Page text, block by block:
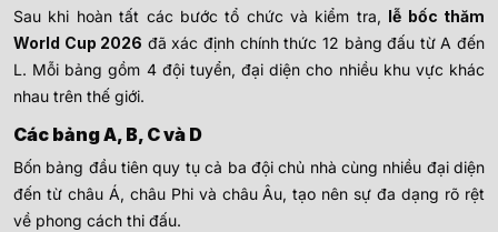
Sau khi hoàn tất các bước tổ chức và kiểm tra, lễ bốc thăm
World Cup 2026 đã xác định chính thức 12 bảng đấu từ A đến
L. Mỗi bảng gồm 4 đội tuyển, đại diện cho nhiều khu vực khác
nhau trên thế giới.
Các bảng A, B, C và D
Bốn bảng đầu tiên quy tụ cả ba đội chủ nhà cùng nhiều đại diện
đến từ châu Á, châu Phi và châu Âu, tạo nên sự đa dạng rõ rệt
về phong cách thi đấu.